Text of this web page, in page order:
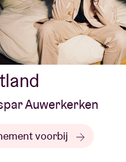
Auwerkerken
voorbij